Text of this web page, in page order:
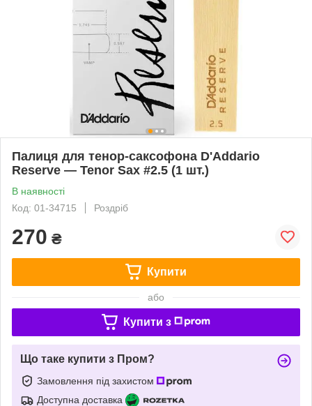
Палиця для тенор-саксофона D'Addario
Reserve — Tenor Sax #2.5 (1 шт.)
В наявності
Код: 01-34715
Роздріб
270 ₴
Купити
або
Купити з
Що таке купити з Пром?
Замовлення під захистом
Доступна доставка